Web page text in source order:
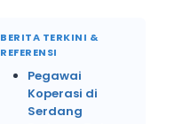
BERITA TERKINI &
REFERENSI
Pegawai
Koperasi di
Serdang